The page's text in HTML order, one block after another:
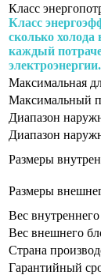
Класс
Класс
сколько
каждый
электроэнергии.
Максимальная
Максимальный
Диапазон
Диапазон
Размеры
Размеры
Вес
Вес внешнего
Страна
Гарантийный